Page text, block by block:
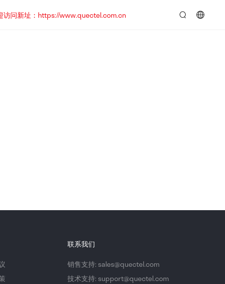
访问新址：https://www.quectel.com.cn
联系我们
销售支持: sales@quectel.com
技术支持: support@quectel.com